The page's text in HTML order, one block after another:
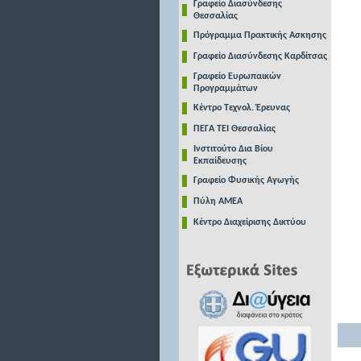
Γραφείο Διασύνδεσης
Θεσσαλίας
Πρόγραμμα Πρακτικής Ασκησης
Γραφείο Διασύνδεσης Καρδίτσας
Γραφείο Ευρωπαικών
Προγραμμάτων
Κέντρο Τεχνολ. Έρευνας
ΠΕΓΑ ΤΕΙ Θεσσαλίας
Ινστιτούτο Δια Βίου
Εκπαίδευσης
Γραφείο Φυσικής Αγωγής
Πύλη ΑΜΕΑ
Κέντρο Διαχείρισης Δικτύου